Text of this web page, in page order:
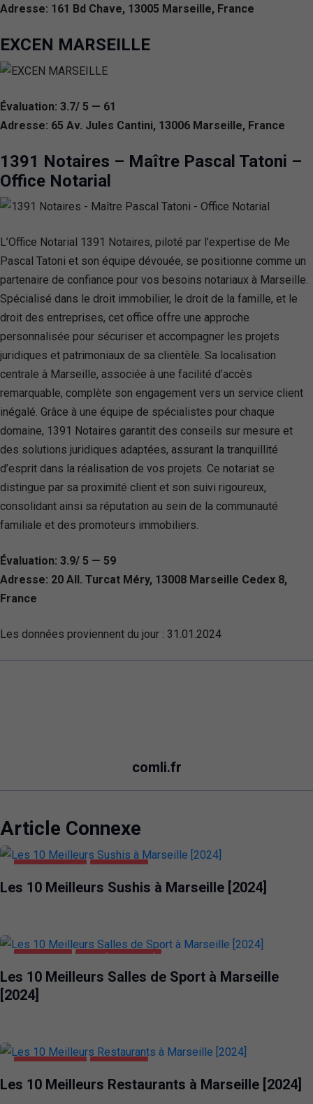
Adresse: 161 Bd Chave, 13005 Marseille, France
EXCEN MARSEILLE
Évaluation: 3.7/ 5 — 61
Adresse: 65 Av. Jules Cantini, 13006 Marseille, France
1391 Notaires – Maître Pascal Tatoni –
Office Notarial
L’Office Notarial 1391 Notaires, piloté par l’expertise de Me
Pascal Tatoni et son équipe dévouée, se positionne comme un
partenaire de confiance pour vos besoins notariaux à Marseille.
Spécialisé dans le droit immobilier, le droit de la famille, et le
droit des entreprises, cet office offre une approche
personnalisée pour sécuriser et accompagner les projets
juridiques et patrimoniaux de sa clientèle. Sa localisation
centrale à Marseille, associée à une facilité d’accès
remarquable, complète son engagement vers un service client
inégalé. Grâce à une équipe de spécialistes pour chaque
domaine, 1391 Notaires garantit des conseils sur mesure et
des solutions juridiques adaptées, assurant la tranquillité
d’esprit dans la réalisation de vos projets. Ce notariat se
distingue par sa proximité client et son suivi rigoureux,
consolidant ainsi sa réputation au sein de la communauté
familiale et des promoteurs immobiliers.
Évaluation: 3.9/ 5 — 59
Adresse: 20 All. Turcat Méry, 13008 Marseille Cedex 8,
France
Les données proviennent du jour : 31.01.2024
comli.fr
Article Connexe
Les 10 Meilleurs Sushis à Marseille [2024]
Les 10 Meilleurs Salles de Sport à Marseille
[2024]
Les 10 Meilleurs Restaurants à Marseille [2024]